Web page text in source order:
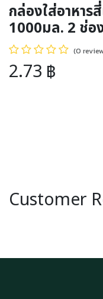
กล่องใส่อาหาร
1000มล. 2 ช่อ
(0
2.73 ฿
Customer